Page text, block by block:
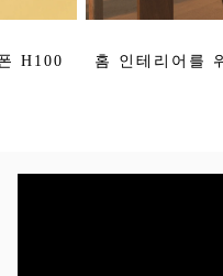
H100 홈 인테리어를